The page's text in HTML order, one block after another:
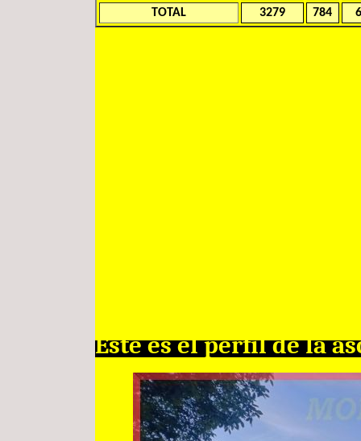
TOTAL
3279 784
Éste es el perfil de la